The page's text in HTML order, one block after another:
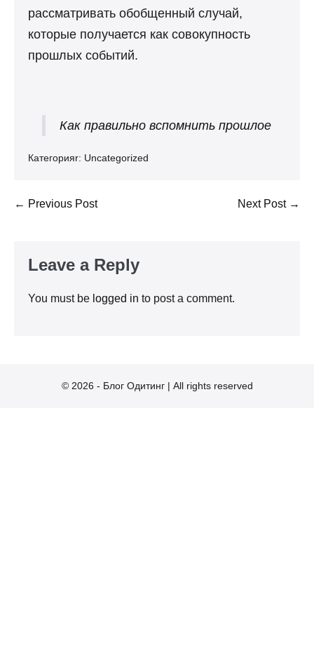
рассматривать обобщенный случай,
которые получается как совокупность
прошлых событий.
Как правильно вспомнить прошлое
Категорияr: Uncategorized
Post
← Previous Post Next Post →
Leave a Reply
You must be logged in to post a comment.
© 2026 - Блог Одитинг | All rights reserved